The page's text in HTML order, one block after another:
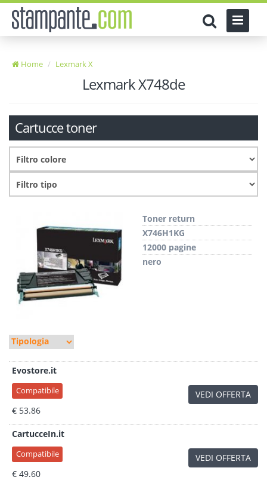
Home Lexmark X
Lexmark X748de
Cartucce toner
Toner return
X746H1KG
12000 pagine
nero
Evostore.it
Compatibile
€ 53.86
VEDI OFFERTA
CartucceIn.it
Compatibile
€ 49.60
VEDI OFFERTA